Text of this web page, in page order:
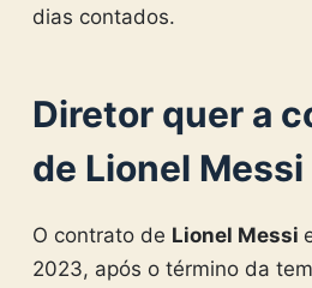
dias contados.
Diretor quer a
de Lionel Messi
O contrato de Lionel Messi
2023, após o término da